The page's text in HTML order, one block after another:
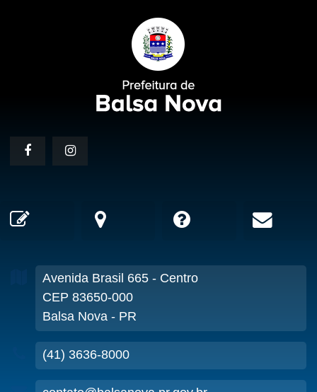
Avenida Brasil 665 - Centro
CEP 83650-000
Balsa Nova - PR
(41) 3636-8000